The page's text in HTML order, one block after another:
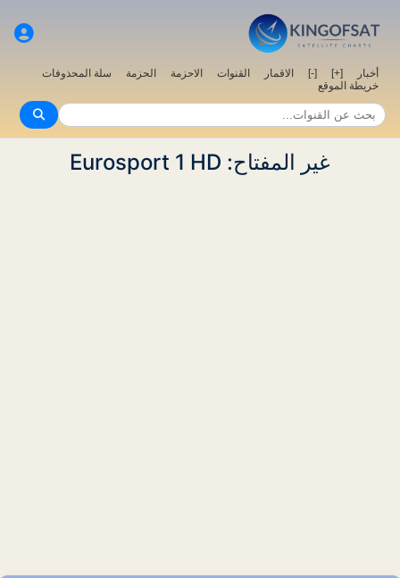
أخبار [+]
[-] الاقمار القنوات الاحزمة الحزمة
سلة المحذوفات
خريطة الموقع
غير المفتاح: Eurosport 1 HD